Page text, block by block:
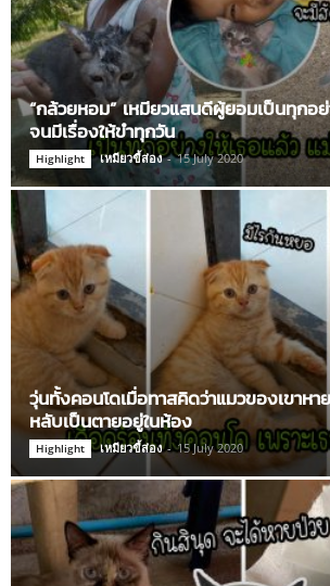
“กล้วยหอม” เหมียวแสนดีผู้ยอมเป็นทุกอ
จนมีเรื่องให้ขำทุกวัน
Highlight เหมียวขี้ส่อง - 15 July 2020
วุ่นทั้งคอนโดเมื่อทาสคิดว่าแมวของเขาห
หลับเป็นตายอยู่ในห้อง
Highlight เหมียวขี้ส่อง - 15 July 2020